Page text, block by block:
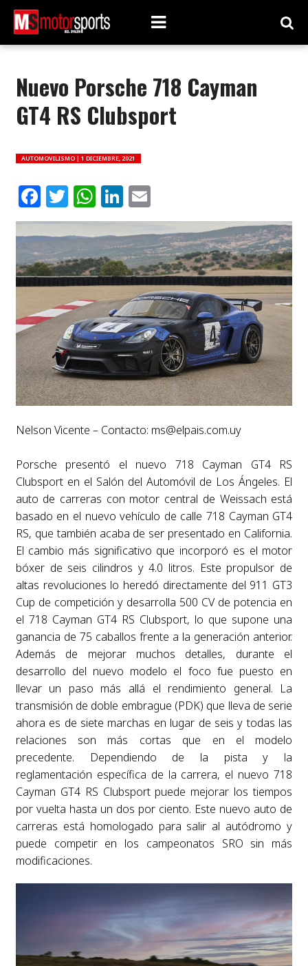
Nuevo Porsche 718 Cayman
GT4 RS Clubsport
AUTOMOVILISMO | 1 DICIEMBRE, 2021
Facebook
Twitter
WhatsApp
LinkedIn
Email
Nelson Vicente – Contacto: ms@elpais.com.uy
Porsche presentó el nuevo 718 Cayman GT4 RS
Clubsport en el Salón del Automóvil de Los Ángeles. El
auto de carreras con motor central de Weissach está
basado en el nuevo vehículo de calle 718 Cayman GT4
RS, que también acaba de ser presentado en California.
El cambio más significativo que incorporó es el motor
bóxer de seis cilindros y 4.0 litros. Este propulsor de
altas revoluciones lo heredó directamente del 911 GT3
Cup de competición y desarrolla 500 CV de potencia en
el 718 Cayman GT4 RS Clubsport, lo que supone una
ganancia de 75 caballos frente a la generación anterior.
Además de mejorar muchos detalles, durante el
desarrollo del nuevo modelo el foco fue puesto en
llevar un paso más allá el rendimiento general. La
transmisión de doble embrague (PDK) que lleva de serie
ahora es de siete marchas en lugar de seis y todas las
relaciones son más cortas que en el modelo
precedente. Dependiendo de la pista y la
reglamentación específica de la carrera, el nuevo 718
Cayman GT4 RS Clubsport puede mejorar los tiempos
por vuelta hasta un dos por ciento. Este nuevo auto de
carreras está homologado para salir al autódromo y
puede competir en los campeonatos SRO sin más
modificaciones.